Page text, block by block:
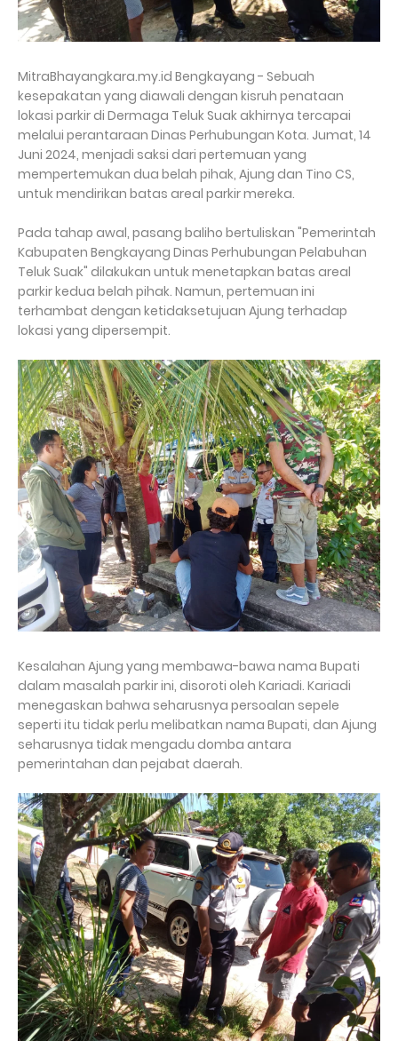
MitraBhayangkara.my.id Bengkayang - Sebuah
kesepakatan yang diawali dengan kisruh penataan
lokasi parkir di Dermaga Teluk Suak akhirnya tercapai
melalui perantaraan Dinas Perhubungan Kota. Jumat, 14
Juni 2024, menjadi saksi dari pertemuan yang
mempertemukan dua belah pihak, Ajung dan Tino CS,
untuk mendirikan batas areal parkir mereka.
Pada tahap awal, pasang baliho bertuliskan "Pemerintah
Kabupaten Bengkayang Dinas Perhubungan Pelabuhan
Teluk Suak" dilakukan untuk menetapkan batas areal
parkir kedua belah pihak. Namun, pertemuan ini
terhambat dengan ketidaksetujuan Ajung terhadap
lokasi yang dipersempit.
Kesalahan Ajung yang membawa-bawa nama Bupati
dalam masalah parkir ini, disoroti oleh Kariadi. Kariadi
menegaskan bahwa seharusnya persoalan sepele
seperti itu tidak perlu melibatkan nama Bupati, dan Ajung
seharusnya tidak mengadu domba antara
pemerintahan dan pejabat daerah.